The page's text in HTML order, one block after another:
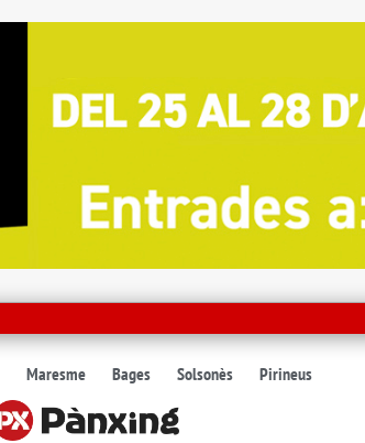
Maresme Bages Solsonès Pirineus